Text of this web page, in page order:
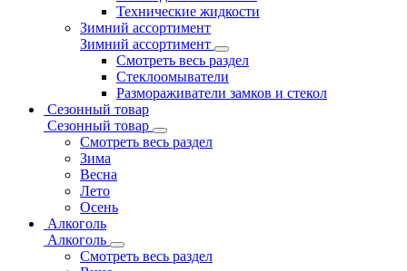
Технические жидкости
Зимний ассортимент
Зимний ассортимент
Смотреть весь раздел
Стеклоомыватели
Размораживатели замков и стекол
Сезонный товар
Сезонный товар
Смотреть весь раздел
Зима
Весна
Лето
Осень
Алкоголь
Алкоголь
Смотреть весь раздел